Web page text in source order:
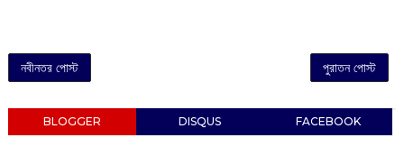
নবীনতর পোস্ট পুরাতন পোস্ট
BLOGGER DISQUS FACEBOOK